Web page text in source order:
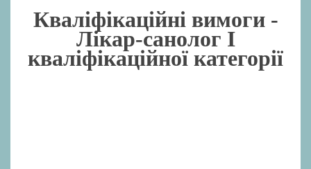
Кваліфікаційні вимоги -
Лікар-санолог I
кваліфікаційної категорії